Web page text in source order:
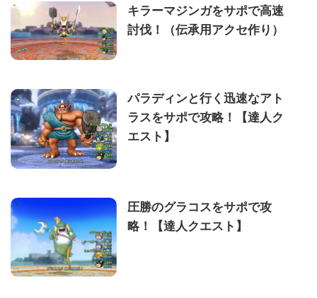
キラーマジンガをサポで高速
討伐！（伝承用アクセ作り）
パラディンと行く迅速なアト
ラスをサポで攻略！【達人ク
エスト】
圧勝のグラコスをサポで攻
略！【達人クエスト】